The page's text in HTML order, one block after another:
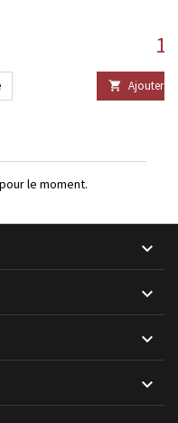
 Ajouter
le moment.



